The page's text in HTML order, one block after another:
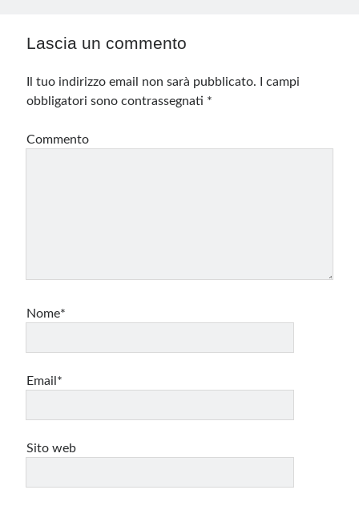
Lascia un commento
Il tuo indirizzo email non sarà pubblicato.
I campi
obbligatori sono contrassegnati *
Commento
Nome*
Email*
Sito web